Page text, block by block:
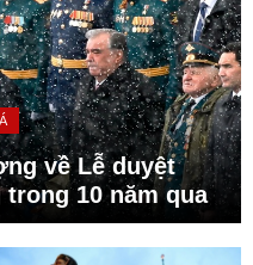
về Lễ duyệt
trong 10 năm qua